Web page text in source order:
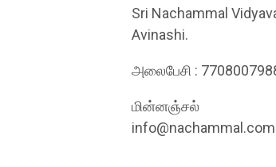
Sri Nachammal
Avinashi.
அலைபேசி :
மின்னஞ்சல்
info@nachammal.com